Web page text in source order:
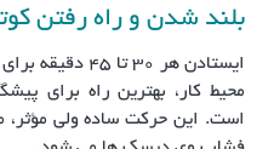
بلند شدن و راه رفتن
ایستادن هر ۳۰
محیط کار، بهترین راه برای
است. این حرکت ساده ولی مؤثر،